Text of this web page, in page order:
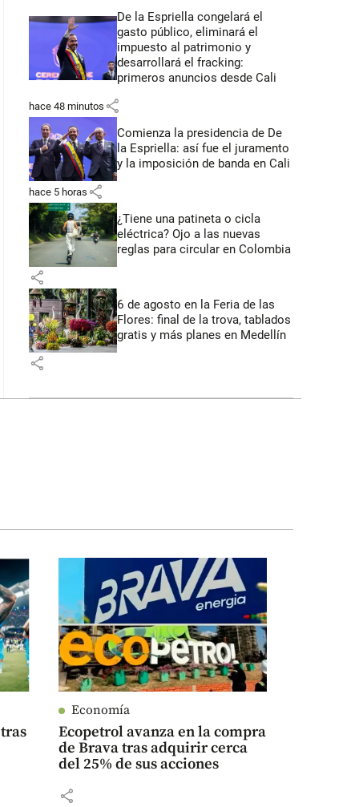
De la Espriella congelará el
gasto público, eliminará el
impuesto al patrimonio y
desarrollará el fracking:
primeros anuncios desde Cali
hace 48 minutos share
Comienza la presidencia de De
la Espriella: así fue el juramento
y la imposición de banda en Cali
hace 5 horas share
¿Tiene una patineta o cicla
eléctrica? Ojo a las nuevas
reglas para circular en Colombia
share
6 de agosto en la Feria de las
Flores: final de la trova, tablados
gratis y más planes en Medellín
share
Economía
Ecopetrol avanza en la compra
de Brava tras adquirir cerca
del 25% de sus acciones
share